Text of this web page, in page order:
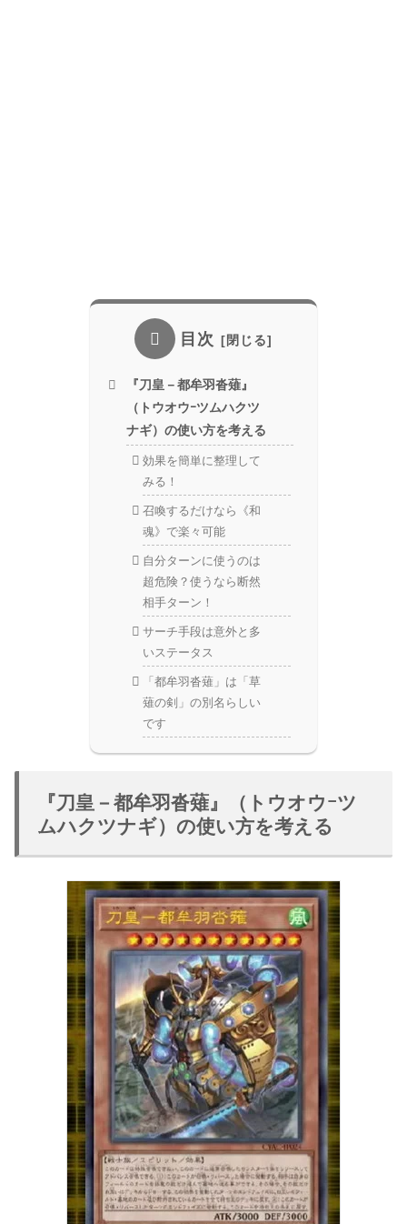
目次
『刀皇－都牟羽沓薙』
（トウオウｰツムハクツ
ナギ）の使い方を考える
効果を簡単に整理して
みる！
召喚するだけなら《和
魂》で楽々可能
自分ターンに使うのは
超危険？使うなら断然
相手ターン！
サーチ手段は意外と多
いステータス
「都牟羽沓薙」は「草
薙の剣」の別名らしい
です
『刀皇－都牟羽沓薙』（トウオウｰツ
ムハクツナギ）の使い方を考える